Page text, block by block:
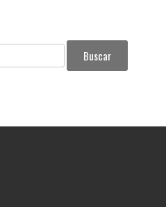
Buscar